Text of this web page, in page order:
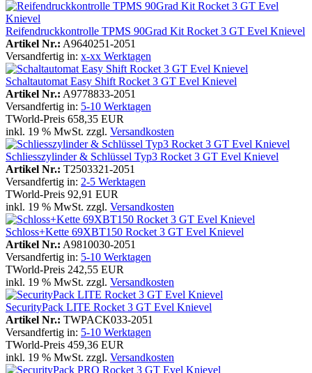
Reifendruckkontrolle TPMS 90Grad Kit Rocket 3 GT Evel Knievel
Artikel Nr.: A9640251-2051
Versandfertig in: x-xx Werktagen
Schaltautomat Easy Shift Rocket 3 GT Evel Knievel
Artikel Nr.: A9778833-2051
Versandfertig in: 5-10 Werktagen
TWorld-Preis 658,35 EUR
inkl. 19 % MwSt. zzgl. Versandkosten
Schliesszylinder & Schlüssel Typ3 Rocket 3 GT Evel Knievel
Artikel Nr.: T2503321-2051
Versandfertig in: 2-5 Werktagen
TWorld-Preis 92,91 EUR
inkl. 19 % MwSt. zzgl. Versandkosten
Schloss+Kette 69XBT150 Rocket 3 GT Evel Knievel
Artikel Nr.: A9810030-2051
Versandfertig in: 5-10 Werktagen
TWorld-Preis 242,55 EUR
inkl. 19 % MwSt. zzgl. Versandkosten
SecurityPack LITE Rocket 3 GT Evel Knievel
Artikel Nr.: TWPACK033-2051
Versandfertig in: 5-10 Werktagen
TWorld-Preis 459,36 EUR
inkl. 19 % MwSt. zzgl. Versandkosten